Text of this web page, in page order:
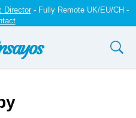
Director- Fully Remote UK/EU/CH -